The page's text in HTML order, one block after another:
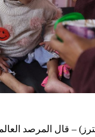
– قال المرصد